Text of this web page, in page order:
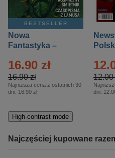
BESTSELLER
Nowa
Fantastyka –
16.90 zł
16.90 zł
Najniższa cena z ostatnich 30
dni: 16.90 zł
12.00
dni:
High-contrast mode
Najczęściej kupowane